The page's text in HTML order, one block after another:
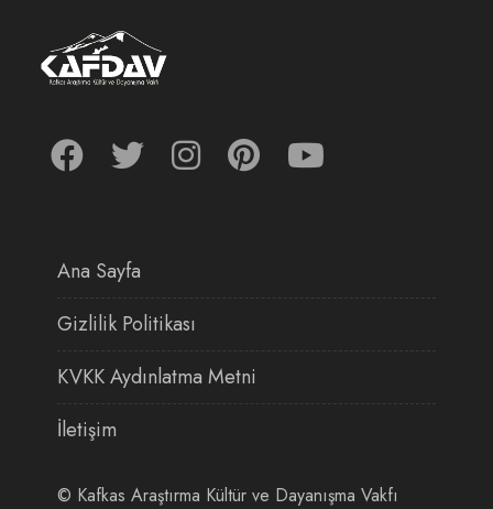
Ana Sayfa
Gizlilik Politikası
KVKK Aydınlatma Metni
İletişim
© Kafkas Araştırma Kültür ve Dayanışma Vakfı